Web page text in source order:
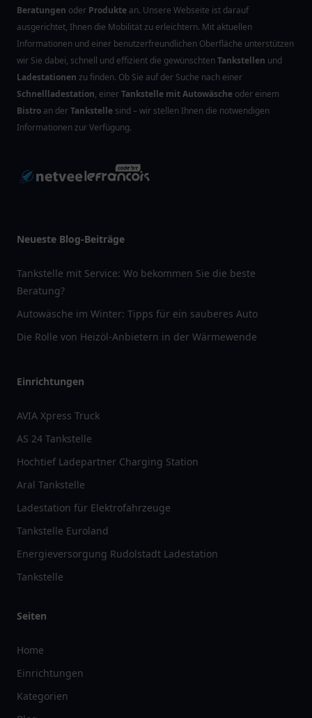
Beratungen oder Produkte an. Unsere Webseite ist darauf
ausgerichtet, Ihnen die Mobilität zu erleichtern. Mit aktuellen
Informationen und einer benutzerfreundlichen Oberfläche unterstützen
wir Sie dabei, schnell und effizient die gewünschtenTankstellen und
Ladestationen zu finden. Ob Sie auf der Suche nach einer
Schnellladestation, einerTankstelle mit Autowäsche oder einem
Bistro an derTankstelle sind – wir stellen Ihnen die notwendigen
Informationen zur Verfügung.
Neueste Blog-Beiträge
Tankstelle mit Service: Wo bekommen Sie die beste
Beratung?
Autowäsche im Winter: Tipps für ein sauberes Auto
Die Rolle von Heizöl-Anbietern in der Wärmewende
Einrichtungen
AVIA Xpress Truck
AS 24 Tankstelle
Hochtief Ladepartner Charging Station
Aral Tankstelle
Ladestation für Elektrofahrzeuge
Tankstelle Euroland
Energieversorgung Rudolstadt Ladestation
Tankstelle
Seiten
Home
Einrichtungen
Kategorien